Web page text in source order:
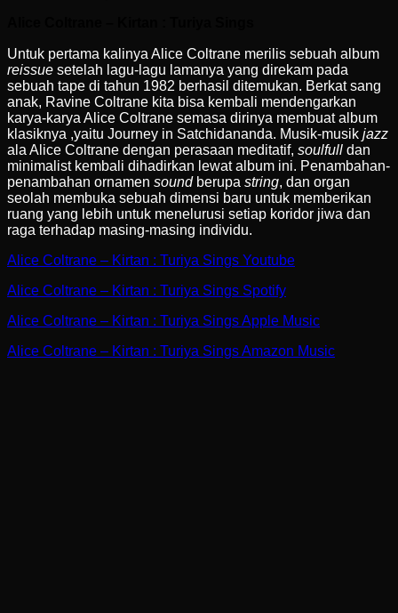
Untuk pertama kalinya Alice Coltrane merilis sebuah album
reissue setelah lagu-lagu lamanya yang direkam pada
sebuah tape di tahun 1982 berhasil ditemukan. Berkat sang
anak, Ravine Coltrane kita bisa kembali mendengarkan
karya-karya Alice Coltrane semasa dirinya membuat album
klasiknya ,yaitu Journey in Satchidananda. Musik-musik jazz
ala Alice Coltrane dengan perasaan meditatif, soulfull dan
minimalist kembali dihadirkan lewat album ini. Penambahan-
penambahan ornamen soundberupa string, dan organ
seolah membuka sebuah dimensi baru untuk memberikan
ruang yang lebih untuk menelurusi setiap koridor jiwa dan
raga terhadap masing-masing individu.
Alice Coltrane – Kirtan : Turiya Sings Youtube
Alice Coltrane – Kirtan : Turiya Sings Spotify
Alice Coltrane – Kirtan : Turiya Sings Apple Music
Alice Coltrane – Kirtan : Turiya Sings Amazon Music